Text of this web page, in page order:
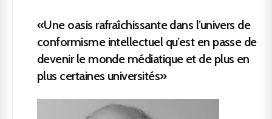
«Une oasis rafraîchissante dans l’univers de
conformisme intellectuel qu’est en passe de
devenir le monde médiatique et de plus en
plus certaines universités»